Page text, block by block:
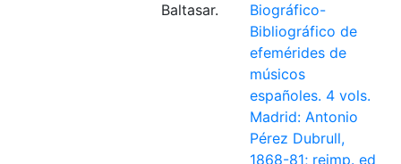
Baltasar.
Biográfico-
Bibliográfico de
efemérides de
músicos
españoles. 4 vols.
Madrid: Antonio
Pérez Dubrull,
1868-81; reimp. ed